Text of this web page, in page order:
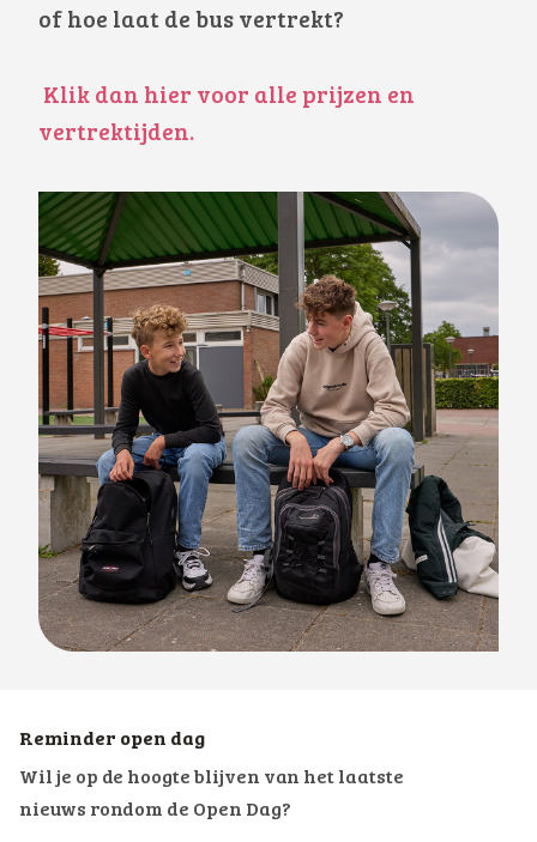
of hoe laat de bus vertrekt?
Klik dan hier voor alle prijzen en
vertrektijden.
Reminder open dag
Wil je op de hoogte blijven van het laatste
nieuws rondom de Open Dag?